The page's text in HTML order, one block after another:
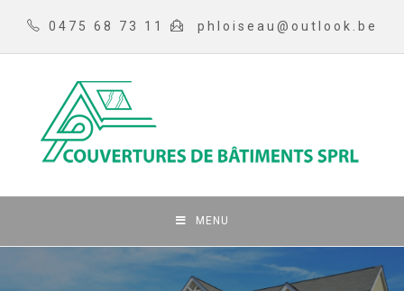
0475 68 73 11 phloiseau@outlook.be
MENU